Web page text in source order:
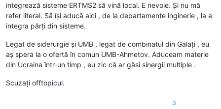
integrează sisteme ERTMS2 să vină local. E nevoie. Și nu mă
refer literal. Să își aducă aici , de la departamente inginerie , la a
integra părți din sisteme.
Legat de siderurgie și UMB , legat de combinatul din Galați , eu
aș spera la o ofertă în comun UMB-Ahmetov. Aduceam materie
din Ucraina într-un timp , eu zic că ar găsi sinergii multiple .
Scuzați offtopicul.
3